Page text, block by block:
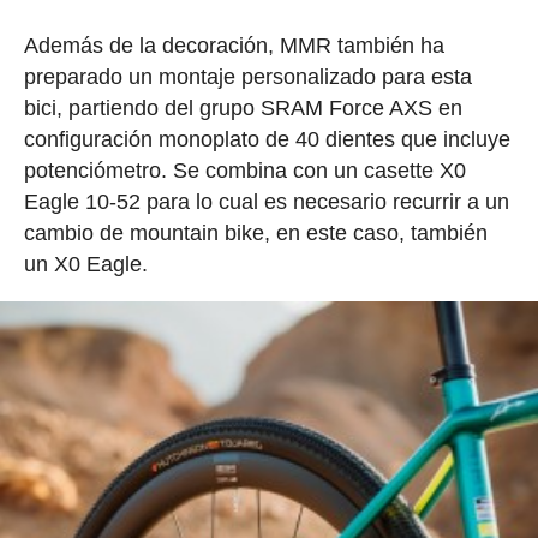
Además de la decoración, MMR también ha
preparado un montaje personalizado para esta
bici, partiendo del grupo SRAM Force AXS en
configuración monoplato de 40 dientes que incluye
potenciómetro. Se combina con un casette X0
Eagle 10-52 para lo cual es necesario recurrir a un
cambio de mountain bike, en este caso, también
un X0 Eagle.